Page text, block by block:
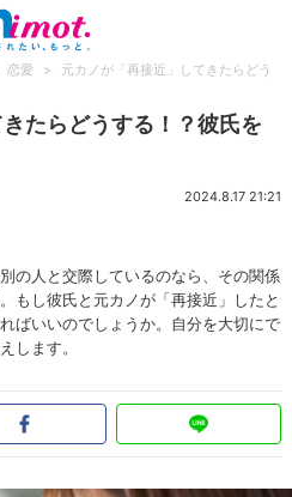
恋愛 >
元カノが「再接近」してきたらどう
たらどうする！？彼氏を
2024.8.17 21:21
の人と交際しているのなら、その関係
もし彼氏と元カノが「再接近」したと
ばいいのでしょうか。自分を大切にで
します。